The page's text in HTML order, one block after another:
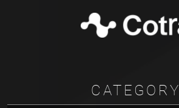
CATEGORY